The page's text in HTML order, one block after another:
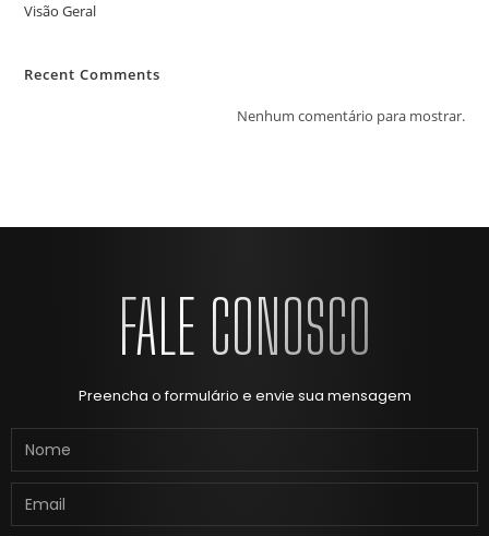
Visão Geral
Recent Comments
Nenhum comentário para mostrar.
FALE CONOSCO
Preencha o formulário e envie sua mensagem